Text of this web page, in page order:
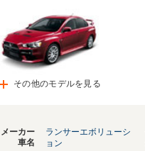
その他のモデルを見る
メーカー
車名
ランサーエボリューシ
ョン